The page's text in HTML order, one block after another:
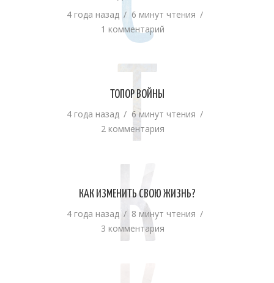
4 года назад
6 минут чтения
1 комментарий
С
ТОПОР ВОЙНЫ
4 года назад
6 минут чтения
2 комментария
Т
КАК ИЗМЕНИТЬ СВОЮ ЖИЗНЬ?
4 года назад
8 минут чтения
3 комментария
К